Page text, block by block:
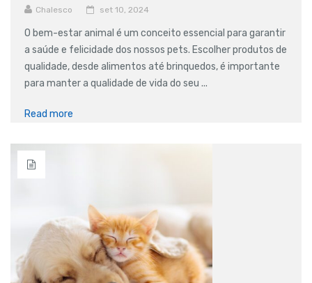
Chalesco set 10, 2024
O bem-estar animal é um conceito essencial para garantir
a saúde e felicidade dos nossos pets. Escolher produtos de
qualidade, desde alimentos até brinquedos, é importante
para manter a qualidade de vida do seu ...
Read more